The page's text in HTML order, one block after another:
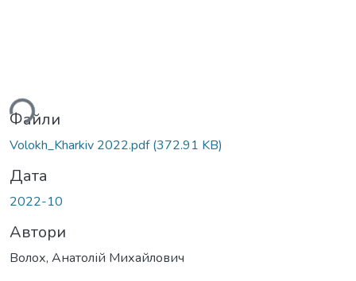
Файли
Volokh_Kharkiv 2022.pdf(372.91 KB)
Дата
2022-10
Автори
Волох, Анатолій Михайлович